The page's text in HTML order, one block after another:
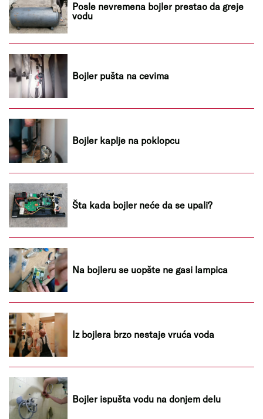
Posle nevremena bojler prestao da greje
vodu
Bojler pušta na cevima
Bojler kaplje na poklopcu
Šta kada bojler neće da se upali?
Na bojleru se uopšte ne gasi lampica
Iz bojlera brzo nestaje vruća voda
Bojler ispušta vodu na donjem delu